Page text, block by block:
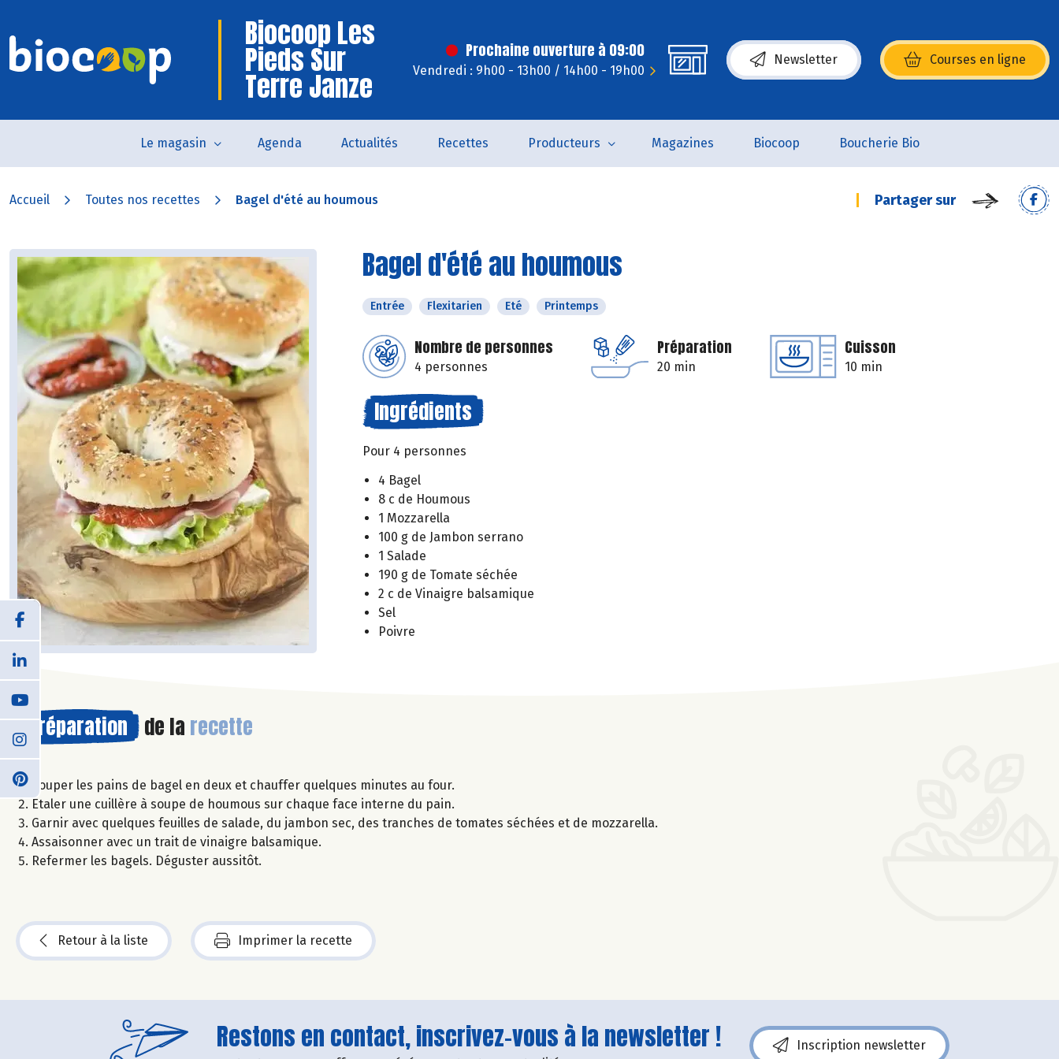
Biocoop Les
Pieds Sur
Terre Janze
Prochaine ouverture à 09:00
Vendredi : 9h00 - 13h00 / 14h00 - 19h00
Newsletter Courses en ligne
(s’ouvre dans une nouvelle fenêtre)
Le magasin Agenda Actualités Recettes Producteurs Magazines Biocoop Boucherie Bio
Accueil Toutes nos recettes Bagel d'été au houmous Partager sur
Bagel d'été au houmous
Entrée Flexitarien Eté Printemps
Nombre de personnes
4 personnes
Préparation
20 min
Cuisson
10 min
Ingrédients
Pour 4 personnes
4 Bagel
8 c de Houmous
1 Mozzarella
100 g de Jambon serrano
1 Salade
190 g de Tomate séchée
2 c de Vinaigre balsamique
Sel
Poivre
Préparation de la recette
Couper les pains de bagel en deux et chauffer quelques minutes au four.
Etaler une cuillère à soupe de houmous sur chaque face interne du pain.
Garnir avec quelques feuilles de salade, du jambon sec, des tranches de tomates séchées et de mozzarella.
Assaisonner avec un trait de vinaigre balsamique.
Refermer les bagels. Déguster aussitôt.
Retour à la liste Imprimer la recette
Restons en contact, inscrivez-vous à la newsletter ! Inscription newsletter